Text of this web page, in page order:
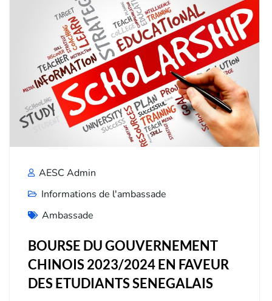
AESC Admin
Informations de l'ambassade
Ambassade
BOURSE DU GOUVERNEMENT
CHINOIS 2023/2024 EN FAVEUR
DES ETUDIANTS SENEGALAIS